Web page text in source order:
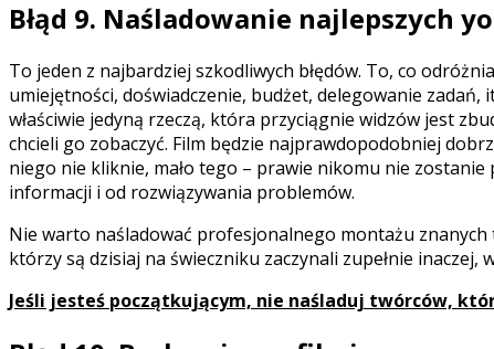
Błąd 9. Naśladowanie najlepszych
To jeden z najbardziej szkodliwych błędów. To, co
umiejętności, doświadczenie, budżet, delegowanie zadań,
właściwie jedyną rzeczą, która przyciągnie widzów jest
chcieli go zobaczyć. Film będzie najprawdopodobniej
niego nie kliknie, mało tego – prawie nikomu nie
informacji i od rozwiązywania problemów.
Nie warto naśladować profesjonalnego montażu
którzy są dzisiaj na świeczniku zaczynali zupełnie
Jeśli jesteś początkującym, nie naśladuj twórców,